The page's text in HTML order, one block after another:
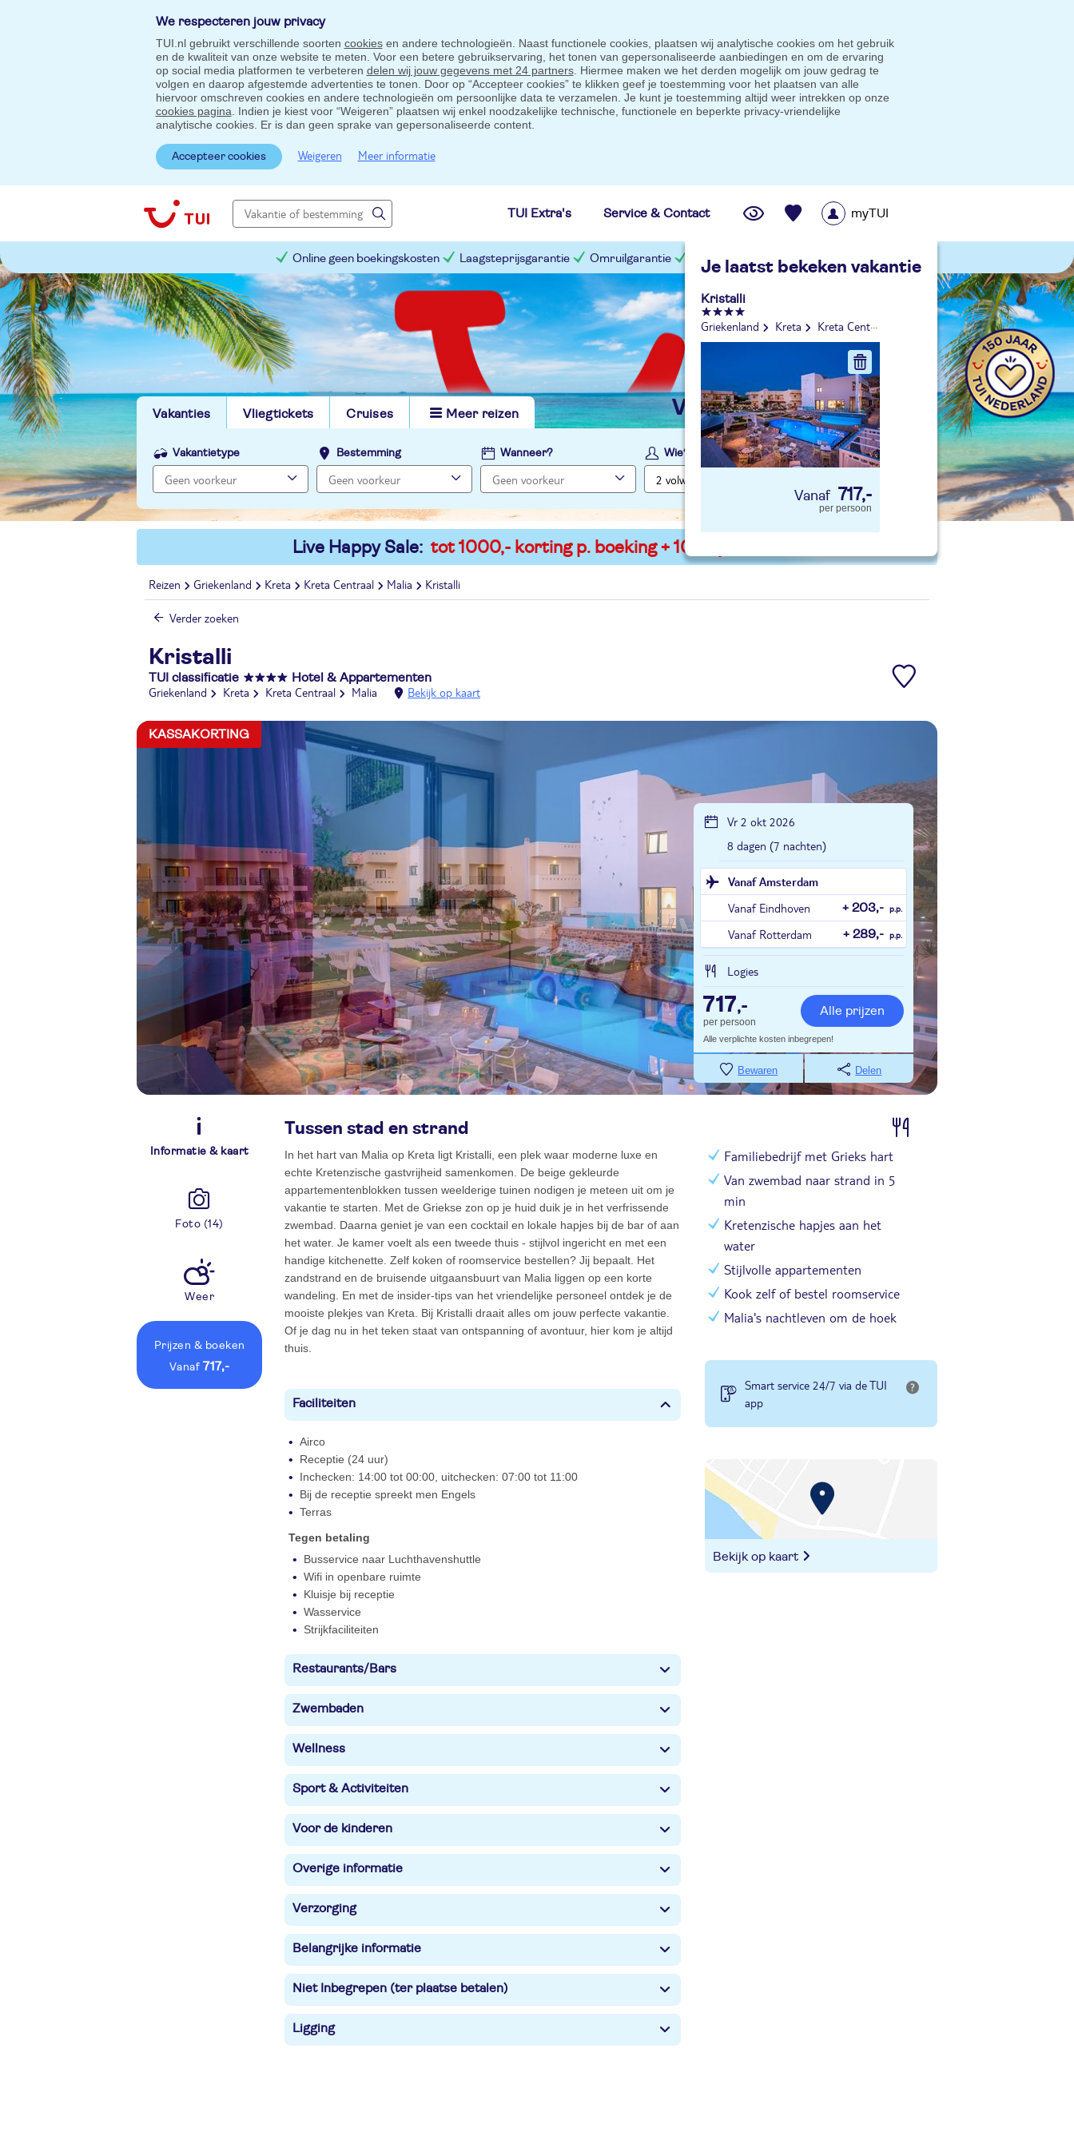
We respecteren jouw privacy
TUI.nl gebruikt verschillende soorten cookiesen andere technologieën. Naast functionele cookies, plaatsen wij analytische cookies om het gebruik
en de kwaliteit van onze website te meten. Voor een betere gebruikservaring, het tonen van gepersonaliseerde aanbiedingen en om de ervaring
op social media platformen te verbeteren delen wij jouw gegevens met 24 partners. Hiermee maken we het derden mogelijk om jouw gedrag te
volgen en daarop afgestemde advertenties te tonen. Door op “Accepteer cookies” te klikken geef je toestemming voor het plaatsen van alle
hiervoor omschreven cookies en andere technologieën om persoonlijke data te verzamelen. Je kunt je toestemming altijd weer intrekken op onze
cookies pagina . Indien je kiest voor “Weigeren” plaatsen wij enkel noodzakelijke technische, functionele en beperkte privacy-vriendelijke
analytische cookies. Er is dan geen sprake van gepersonaliseerde content.
Accepteer cookies Weigeren Meer informatie
TUI Extra's Service & Contact myTUI
Online geen boekingskosten Laagsteprijsgarantie Omruilgarantie Slimme prijsgarantie
Vakanties Vliegtickets Cruises Meer reizen vind jouw ideale vakantie
Vakantietype Bestemming Wanneer? Wie?
Live Happy Sale: tot 1000,- korting p. boeking + 100,- p. kind
Reizen Griekenland Kreta Kreta Centraal Malia Kristalli
Verder zoeken
Kristalli
TUI classificatie Hotel & Appartementen
Griekenland Kreta Kreta Centraal Malia Bekijk op kaart
KASSAKORTING
Vr 2 okt 2026
8 dagen (7 nachten)
Vanaf Amsterdam
Vanaf Eindhoven
+ 203,- p.p.
Vanaf Rotterdam + 289,- p.p.
Logies
717,-
per persoon
Alle prijzen
Alle verplichte kosten inbegrepen!
Bewaren Delen
Informatie & kaart
Foto (14)
Weer
Prijzen & boeken
vanaf 717,-
Tussen stad en strand
In het hart van Malia op Kreta ligt Kristalli, een plek waar moderne luxe en
echte Kretenzische gastvrijheid samenkomen. De beige gekleurde
appartementenblokken tussen weelderige tuinen nodigen je meteen uit om je
vakantie te starten. Met de Griekse zon op je huid duik je in het verfrissende
zwembad. Daarna geniet je van een cocktail en lokale hapjes bij de bar of aan
het water. Je kamer voelt als een tweede thuis - stijlvol ingericht en met een
handige kitchenette. Zelf koken of roomservice bestellen? Jij bepaalt. Het
zandstrand en de bruisende uitgaansbuurt van Malia liggen op een korte
wandeling. En met de insider-tips van het vriendelijke personeel ontdek je de
mooiste plekjes van Kreta. Bij Kristalli draait alles om jouw perfecte vakantie.
Of je dag nu in het teken staat van ontspanning of avontuur, hier kom je altijd
thuis.
Faciliteiten
Airco
Receptie (24 uur)
Inchecken: 14:00 tot 00:00, uitchecken: 07:00 tot 11:00
Bij de receptie spreekt men Engels
Terras
Tegen betaling
Busservice naar Luchthavenshuttle
Wifi in openbare ruimte
Kluisje bij receptie
Wasservice
Strijkfaciliteiten
Restaurants/Bars
Zwembaden
Wellness
Sport & Activiteiten
Voor de kinderen
Overige informatie
Verzorging
Belangrijke informatie
Niet Inbegrepen (ter plaatse betalen)
Ligging
Familiebedrijf met Grieks hart
Van zwembad naar strand in 5
min
Kretenzische hapjes aan het
water
Stijlvolle appartementen
Kook zelf of bestel roomservice
Malia's nachtleven om de hoek
Smart service 24/7 via de TUI
app
Bekijk op kaart